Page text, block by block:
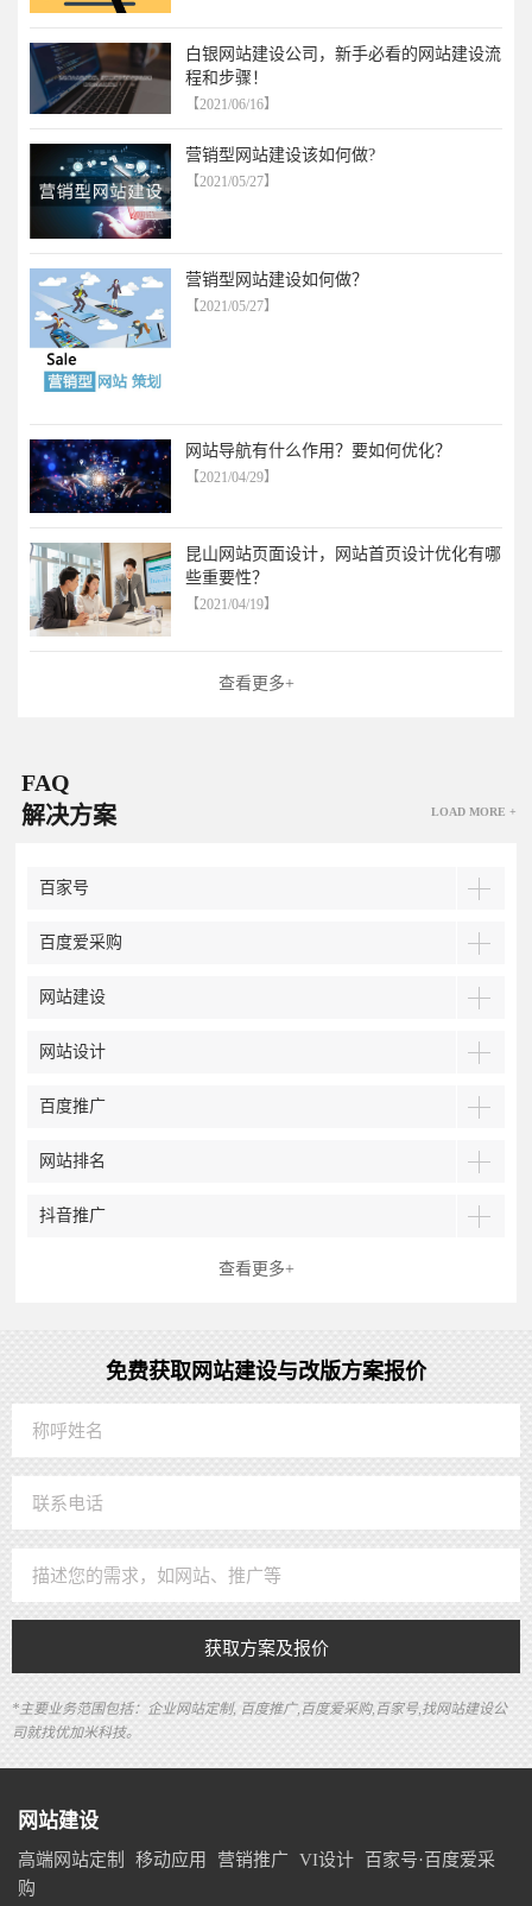
白银网站建设公司，新手必看的网站建设流
程和步骤！
【2021/06/16】
营销型网站建设该如何做?
【2021/05/27】
营销型网站建设如何做？
【2021/05/27】
网站导航有什么作用？要如何优化？
【2021/04/29】
昆山网站页面设计，网站首页设计优化有哪
些重要性？
【2021/04/19】
查看更多+
FAQ
解决方案
LOAD MORE +
百家号
百度爱采购
网站建设
网站设计
百度推广
网站排名
抖音推广
查看更多+
免费获取网站建设与改版方案报价
获取方案及报价
*主要业务范围包括：企业网站定制, 百度推广,百度爱采购,百家号,找网站建设公
司就找优加米科技。
网站建设
高端网站定制 移动应用 营销推广 VI设计
百家号·百度爱采
购